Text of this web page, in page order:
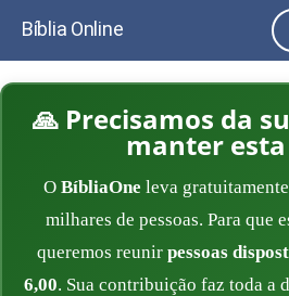
Bíblia Online
🙏 Precisamos da
manter
O BíbliaOne leva
milhares de pessoas. Para que
queremos reunir pessoas
6,00. Sua contribuição faz toda a